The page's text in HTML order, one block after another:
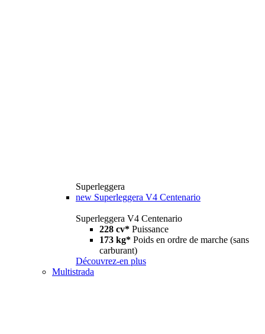
Superleggera
new Superleggera V4 Centenario
Superleggera V4 Centenario
228 cv* Puissance
173 kg* Poids en ordre de marche (sans
carburant)
Découvrez-en plus
Multistrada